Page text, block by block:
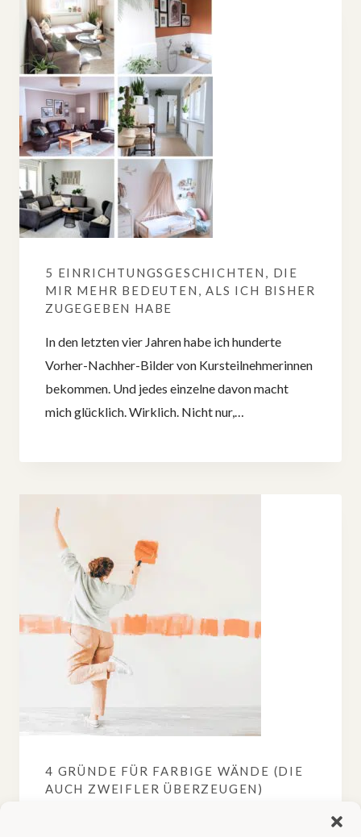
5 EINRICHTUNGSGESCHICHTEN, DIE
MIR MEHR BEDEUTEN, ALS ICH BISHER
ZUGEGEBEN HABE
In den letzten vier Jahren habe ich hunderte
Vorher-Nachher-Bilder von Kursteilnehmerinnen
bekommen. Und jedes einzelne davon macht
mich glücklich. Wirklich. Nicht nur,…
4 GRÜNDE FÜR FARBIGE WÄNDE (DIE
AUCH ZWEIFLER ÜBERZEUGEN)